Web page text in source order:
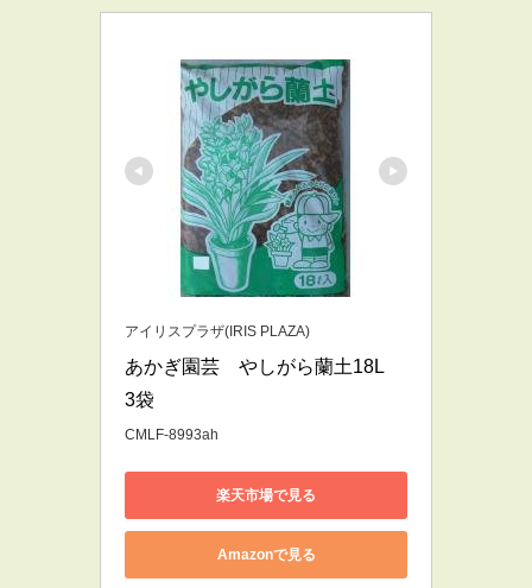
アイリスプラザ(IRIS PLAZA)
あかぎ園芸　やしがら蘭土18L
3袋
CMLF-8993ah
楽天市場で見る
Amazonで見る